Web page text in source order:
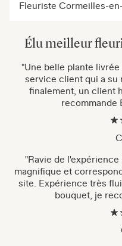
Fleuriste Cormeilles-
Élu meilleur
"Une belle plante
service client qui a su
finalement, un client
recommande
"Ravie de
magnifique et
site. Expérience très
bouquet, je